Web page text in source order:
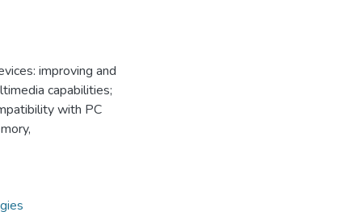
improving and
capabilities;
with PC